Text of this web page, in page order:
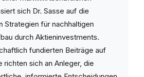
sich Dr. Sasse auf die
Strategien für nachhaltigen
durch Aktieninvestments.
fundierten Beiträge auf
sich an Anleger, die